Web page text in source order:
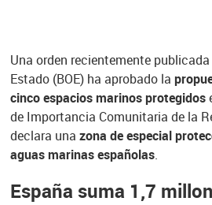
Una orden recientemente
Estado (BOE) ha aprobado la
cinco espacios marinos protegidos
de Importancia Comunitaria de la
declara una zona de especial
aguas marinas españolas.
España suma 1,7